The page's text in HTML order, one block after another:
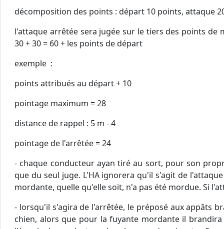
décomposition des points : départ 10 points, attaque
l'attaque arrêtée sera jugée sur le tiers des points
30 + 30 = 60 + les points de départ
exemple :
points attribués au départ + 10
pointage maximum = 28
distance de rappel : 5 m - 4
pointage de l'arrêtée = 24
- chaque conducteur ayan tiré au sort, pour son
que du seul juge. L'HA ignorera qu'il s'agit de
mordante, quelle qu'elle soit, n'a pas été mordue. Si
- lorsqu'il s'agira de l'arrêtée, le préposé aux appâts
chien, alors que pour la fuyante mordante il